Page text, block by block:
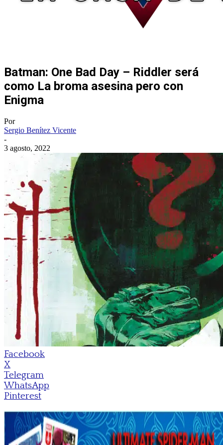
Batman: One Bad Day – Riddler será
como La broma asesina pero con
Enigma
Por
Sergio Benítez Vicente
-
3 agosto, 2022
Facebook
X
Telegram
WhatsApp
Pinterest